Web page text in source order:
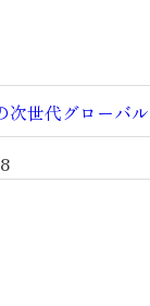
次世代グローバ